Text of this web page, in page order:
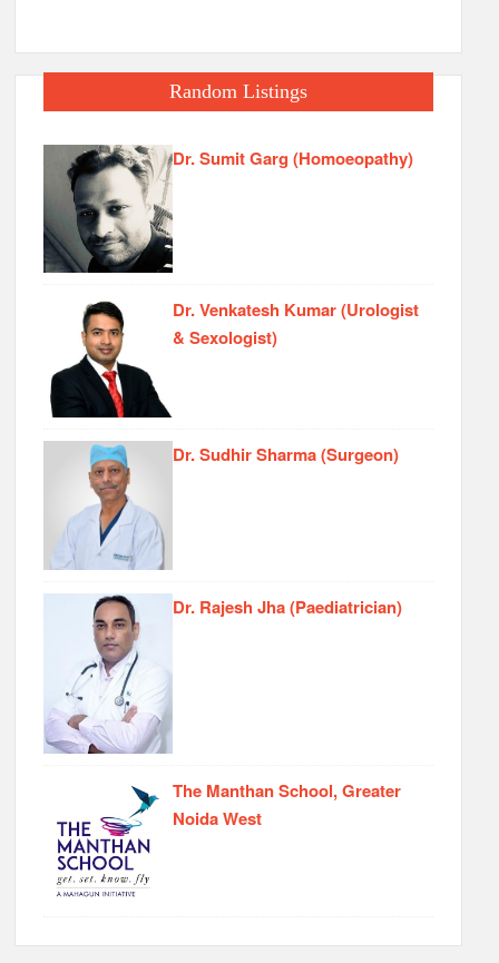
Random Listings
Dr. Sumit Garg (Homoeopathy)
Dr. Venkatesh Kumar (Urologist
& Sexologist)
Dr. Sudhir Sharma (Surgeon)
Dr. Rajesh Jha (Paediatrician)
The Manthan School, Greater
Noida West